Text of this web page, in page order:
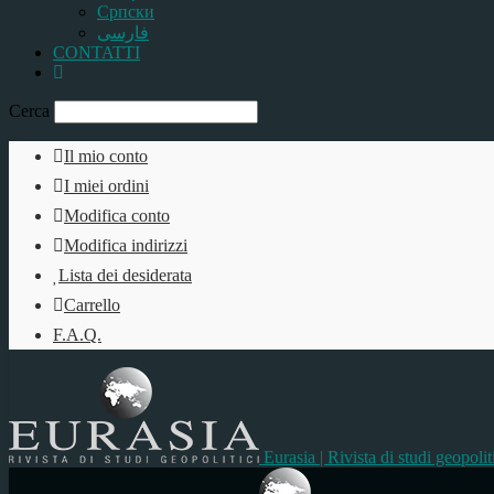
Српски
فارسی
CONTATTI
Cerca
Il mio conto
I miei ordini
Modifica conto
Modifica indirizzi
Lista dei desiderata
Carrello
F.A.Q.
Eurasia | Rivista di studi